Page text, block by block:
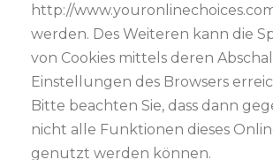
http://
werden. Des Weiteren kann die
von Cookies mittels deren
Einstellungen des Browsers
Bitte beachten Sie, dass dann
nicht alle Funktionen dieses
genutzt werden können.